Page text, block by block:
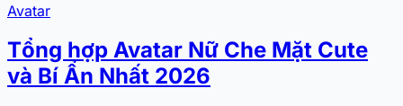
Avatar
Tổng hợp Avatar Nữ Che Mặt Cute
và Bí Ẩn Nhất 2026